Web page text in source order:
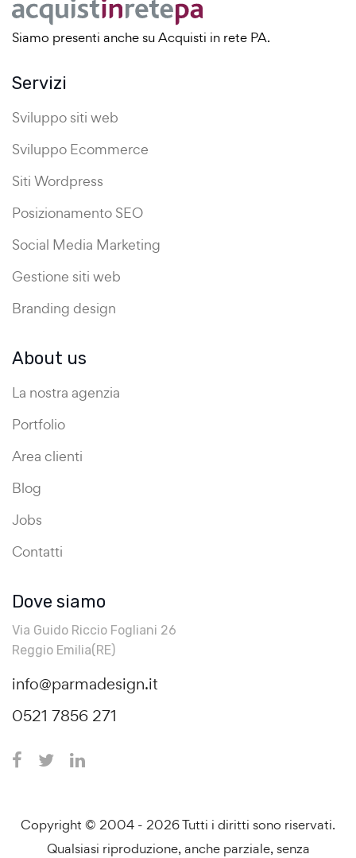
Siamo presenti anche su Acquisti in rete PA.
Servizi
Sviluppo siti web
Sviluppo Ecommerce
Siti Wordpress
Posizionamento SEO
Social Media Marketing
Gestione siti web
Branding design
About us
La nostra agenzia
Portfolio
Area clienti
Blog
Jobs
Contatti
Dove siamo
Via Guido Riccio Fogliani 26
Reggio Emilia(RE)
info@parmadesign.it
0521 7856 271
Copyright © 2004 - 2026 Tutti i diritti sono riservati.
Qualsiasi riproduzione, anche parziale, senza